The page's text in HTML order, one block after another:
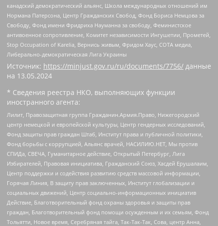
канадский демократический альянс, Школа международных отношений им
Нормана Патерсона, Центр Гражданских Свобод, Фонд Бориса Немцова за
Свободу, Фонд имени Фридриха Науманна за свободу, Феминистское
антивоенное сопротивление, Комитет независимости Ингушетии, Прометей,
Stop Occupation of Karelia, Вернись живым, Фридом Хаус, СОТА медиа,
Либерально-демократическая Лига Украины
Источник: https://minjust.gov.ru/ru/documents/7756/ данные
на 13.05.2024
* Сведения реестра НКО, выполняющих функции
иностранного агента:
Лилит, Правозащитная группа Гражданин.Армия.Право, Нижегородский
центр немецкой и европейской культуры, Центр гендерных исследований,
Фонд защиты прав граждан Штаб, Институт права и публичной политики,
Фонд борьбы с коррупцией, Альянс врачей, НАСИЛИЮ.НЕТ, Мы против
СПИДа, СВЕЧА, Гуманитарное действие, Открытый Петербург, Лига
Избирателей, Правовая инициатива, Гражданский Союз, Хасдей Ерушалаим,
Центр поддержки и содействия развитию средств массовой информации,
Горячая Линия, В защиту прав заключенных, Институт глобализации и
социальных движений, Центр социально-информационных инициатив
Действие, Благотворительный фонд охраны здоровья и защиты прав
граждан, Благотворительный фонд помощи осужденным и их семьям, Фонд
Тольятти, Новое время, Серебряная тайга, Так-Так-Так, Сова, центр Анна,